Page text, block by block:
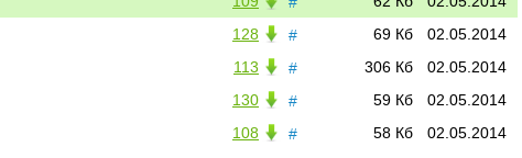
#
02.05.2014
69 Кб
128
#
02.05.2014
306 Кб
113
#
02.05.2014
59 Кб
130
#
02.05.2014
58 Кб
108